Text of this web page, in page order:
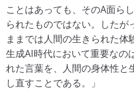
—“in aller
医学 58(6):528-531, 2016.
405205185
前田貴記, 沖村宰, 野原博
ラムというメタファーの導
ことはあっても、そのA面ら
られたものではない。した
ままでは人間の生きられた体
生成AI時代において重要なの
れた言葉を、人間の身体性と
し直すことである。」